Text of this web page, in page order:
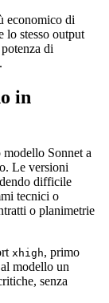
economico di
lo stesso output
di
in
Sonnet a
Le versioni
difficile
tecnici o
o planimetrie
xhigh, primo
modello un
senza